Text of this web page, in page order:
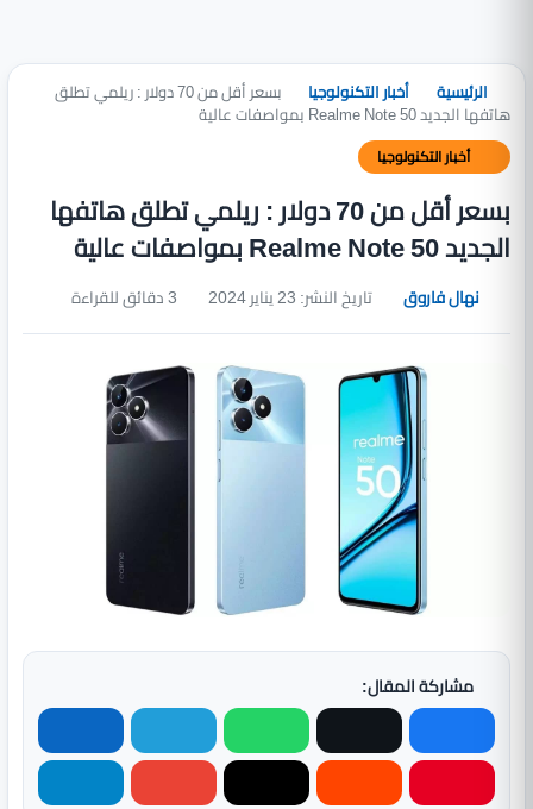
الرئيسية أخبار التكنولوجيا بسعر أقل من 70 دولار : ريلمي تطلق
هاتفها الجديد Realme Note 50 بمواصفات عالية
أخبار التكنولوجيا
بسعر أقل من 70 دولار : ريلمي تطلق هاتفها
الجديد Realme Note 50 بمواصفات عالية
نهال فاروق تاريخ النشر: 23 يناير 2024
مشاركة المقال: